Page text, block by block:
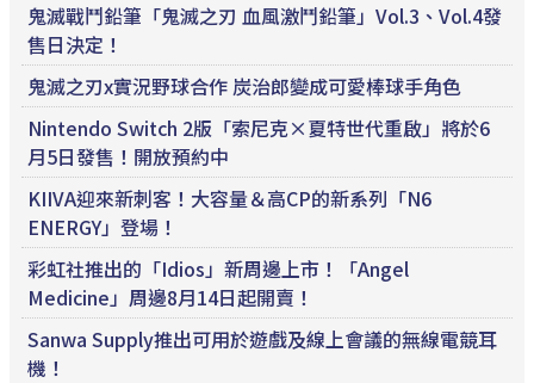
鬼滅戰鬥鉛筆「鬼滅之刃 血風激鬥鉛筆」Vol.3、Vol.4發
售日決定！
鬼滅之刃x實況野球合作 炭治郎變成可愛棒球手角色
Nintendo Switch 2版「索尼克×夏特世代重啟」將於6
月5日發售！開放預約中
KIIVA迎來新刺客！大容量＆高CP的新系列「N6
ENERGY」登場！
彩虹社推出的「Idios」新周邊上市！「Angel
Medicine」周邊8月14日起開賣！
Sanwa Supply推出可用於遊戲及線上會議的無線電競耳
機！